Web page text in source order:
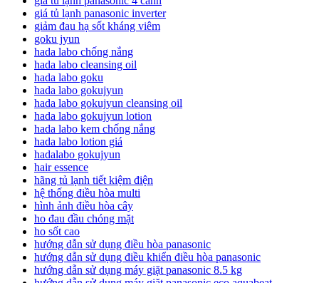
giá tủ lạnh panasonic inverter
giảm đau hạ sốt kháng viêm
goku jyun
hada labo chống nắng
hada labo cleansing oil
hada labo goku
hada labo gokujyun
hada labo gokujyun cleansing oil
hada labo gokujyun lotion
hada labo kem chống nắng
hada labo lotion giá
hadalabo gokujyun
hair essence
hãng tủ lạnh tiết kiệm điện
hệ thống điều hòa multi
hình ảnh điều hòa cây
ho đau đầu chóng mặt
ho sốt cao
hướng dẫn sử dụng điều hòa panasonic
hướng dẫn sử dụng điều khiển điều hòa panasonic
hướng dẫn sử dụng máy giặt panasonic 8.5 kg